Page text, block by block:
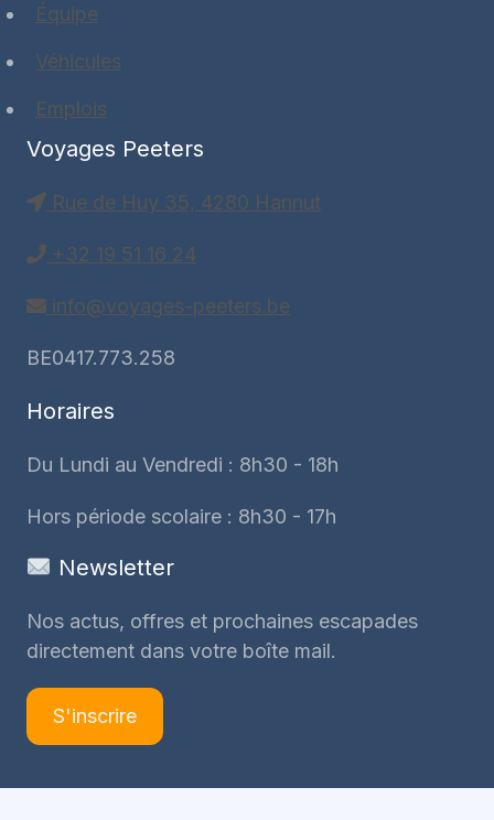
Équipe
Véhicules
Emplois
Voyages Peeters
Rue de Huy 35, 4280 Hannut
+32 19 51 16 24
info@voyages-peeters.be
BE0417.773.258
Horaires
Du Lundi au Vendredi : 8h30 - 18h
Hors période scolaire : 8h30 - 17h
Newsletter
Nos actus, offres et prochaines escapades
directement dans votre boîte mail.
S'inscrire